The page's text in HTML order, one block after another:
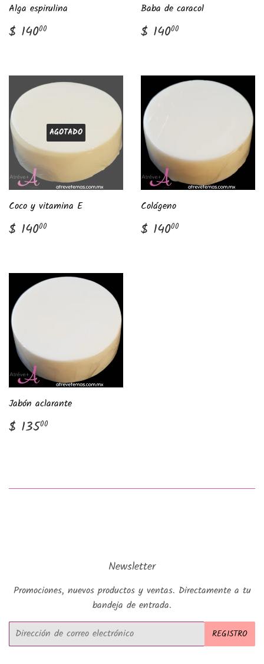
Alga espirulina
Precio
habitual
$ 14000
Baba de caracol
Precio
habitual
$ 14000
AGOTADO
Coco y vitamina E
Precio
habitual
$ 14000
Colágeno
Precio
habitual
$ 14000
Jabón aclarante
Precio
habitual
$ 13500
Newsletter
Promociones, nuevos productos y ventas. Directamente a tu
bandeja de entrada.
Correo
electrónico
REGISTRO